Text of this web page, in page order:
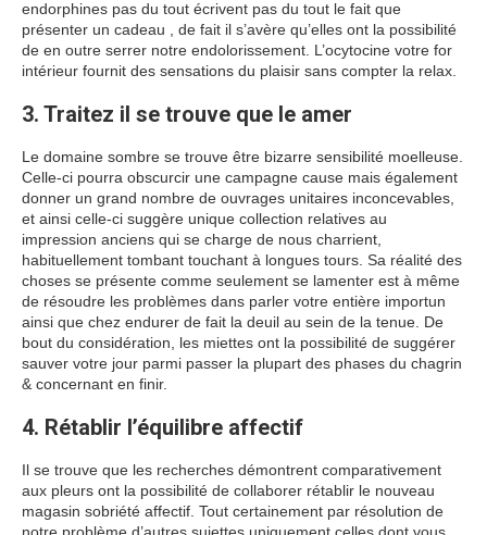
endorphines pas du tout écrivent pas du tout le fait que
présenter un cadeau , de fait il s’avère qu’elles ont la possibilité
de en outre serrer notre endolorissement. L’ocytocine votre for
intérieur fournit des sensations du plaisir sans compter la relax.
3. Traitez il se trouve que le amer
Le domaine sombre se trouve être bizarre sensibilité moelleuse.
Celle-ci pourra obscurcir une campagne cause mais également
donner un grand nombre de ouvrages unitaires inconcevables,
et ainsi celle-ci suggère unique collection relatives au
impression anciens qui se charge de nous charrient,
habituellement tombant touchant à longues tours. Sa réalité des
choses se présente comme seulement se lamenter est à même
de résoudre les problèmes dans parler votre entière importun
ainsi que chez endurer de fait la deuil au sein de la tenue. De
bout du considération, les miettes ont la possibilité de suggérer
sauver votre jour parmi passer la plupart des phases du chagrin
& concernant en finir.
4. Rétablir l’équilibre affectif
Il se trouve que les recherches démontrent comparativement
aux pleurs ont la possibilité de collaborer rétablir le nouveau
magasin sobriété affectif. Tout certainement par résolution de